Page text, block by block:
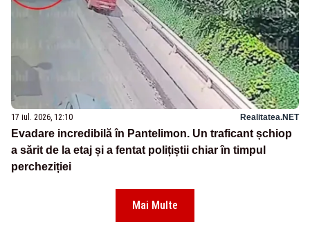
17 iul. 2026, 12:10 Realitatea.NET
Evadare incredibilă în Pantelimon. Un traficant șchiop
a sărit de la etaj și a fentat polițiștii chiar în timpul
percheziției
Mai Multe